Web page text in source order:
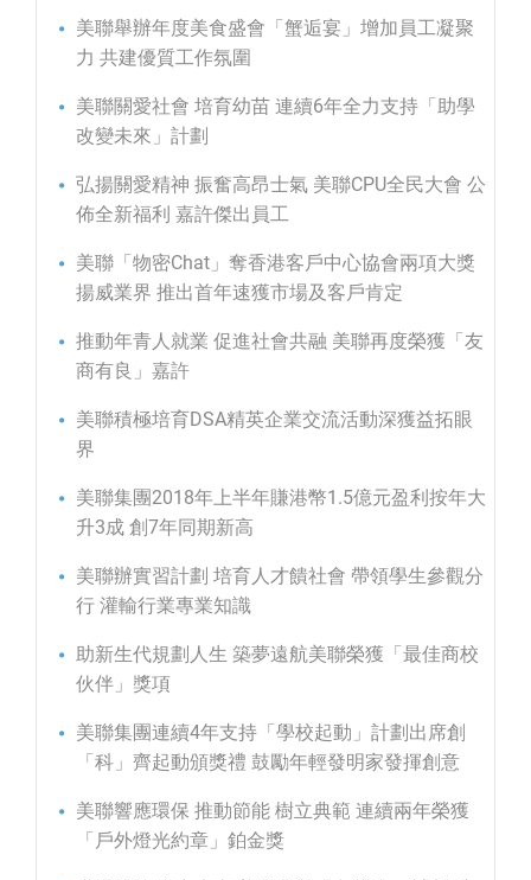
美聯舉辦年度美食盛會「蟹逅宴」增加員工凝聚
力 共建優質工作氛圍
美聯關愛社會 培育幼苗 連續6年全力支持「助學
改變未來」計劃
弘揚關愛精神 振奮高昂士氣 美聯CPU全民大會 公
佈全新福利 嘉許傑出員工
美聯「物密Chat」奪香港客戶中心協會兩項大獎
揚威業界 推出首年速獲市場及客戶肯定
推動年青人就業 促進社會共融 美聯再度榮獲「友
商有良」嘉許
美聯積極培育DSA精英企業交流活動深獲益拓眼
界
美聯集團2018年上半年賺港幣1.5億元盈利按年大
升3成 創7年同期新高
美聯辦實習計劃 培育人才饋社會 帶領學生參觀分
行 灌輸行業專業知識
助新生代規劃人生 築夢遠航美聯榮獲「最佳商校
伙伴」獎項
美聯集團連續4年支持「學校起動」計劃出席創
「科」齊起動頒獎禮 鼓勵年輕發明家發揮創意
美聯響應環保 推動節能 樹立典範 連續兩年榮獲
「戶外燈光約章」鉑金獎